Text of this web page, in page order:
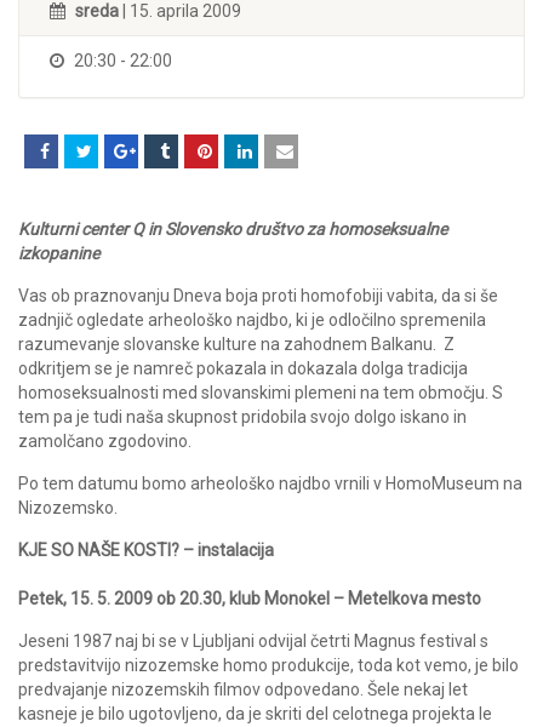
sreda | 15. aprila 2009
20:30 - 22:00
Kulturni center Q in Slovensko društvo za homoseksualne
izkopanine
Vas ob praznovanju Dneva boja proti homofobiji vabita, da si še
zadnjič ogledate arheološko najdbo, ki je odločilno spremenila
razumevanje slovanske kulture na zahodnem Balkanu. Z
odkritjem se je namreč pokazala in dokazala dolga tradicija
homoseksualnosti med slovanskimi plemeni na tem območju. S
tem pa je tudi naša skupnost pridobila svojo dolgo iskano in
zamolčano zgodovino.
Po tem datumu bomo arheološko najdbo vrnili v HomoMuseum na
Nizozemsko.
KJE SO NAŠE KOSTI? – instalacija
Petek, 15. 5. 2009 ob 20.30, klub Monokel – Metelkova mesto
Jeseni 1987 naj bi se v Ljubljani odvijal četrti Magnus festival s
predstavitvijo nizozemske homo produkcije, toda kot vemo, je bilo
predvajanje nizozemskih filmov odpovedano. Šele nekaj let
kasneje je bilo ugotovljeno, da je skriti del celotnega projekta le